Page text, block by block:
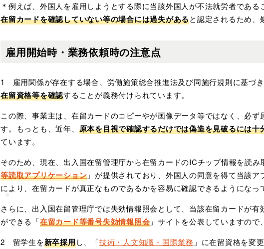
＊例えば、外国人を雇用しようとする際に当該外国人が不法就労者である
在留カードを確認していない等の場合には過失があると認定されるため、
雇用開始時・業務依頼時の注意点
1 雇用関係が存在する場合、労働施策総合推進法及び同施行規則に基づ
在留資格等を確認することが義務付けられています。
この際、事業主は、在留カードのコピーやが画像データ等ではなく、必ず
す。もっとも、近年、 原本を目視で確認するだけでは偽造を見破るには十
ています。
そのため、現在、出入国在留管理庁から在留カードのICチップ情報を読み
等読取アプリケーション 」が提供されており、外国人の同意を得て当該
により、在留カードが真正なものであるかを容易に確認できるようになっ
さらに、出入国在留管理庁では失効情報照会として、当該在留カードが有
ができる「在留カード等番号失効情報照会 」サイトを公表していますので
2 留学生を新卒採用し、「技術・人文知識・国際業務 」に在留資格を変